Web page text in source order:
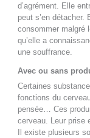
d’agrément. Elle
peut s’en détacher.
consommer malgré
qu’elle a
une souffrance.
Avec ou sans
Certaines
fonctions du
pensée… Ces
cerveau. Leur prise
Il existe plusieurs